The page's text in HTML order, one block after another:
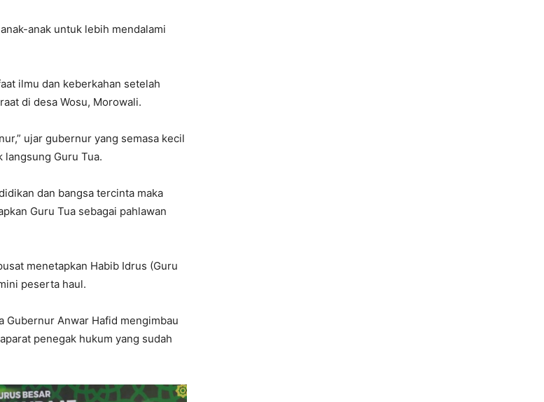
anak untuk lebih mendalami
ilmu dan keberkahan setelah
di desa Wosu, Morowali.
ujar gubernur yang semasa kecil
langsung Guru Tua.
dan bangsa tercinta maka
Guru Tua sebagai pahlawan
menetapkan Habib Idrus (Guru
peserta haul.
Gubernur Anwar Hafid mengimbau
penegak hukum yang sudah